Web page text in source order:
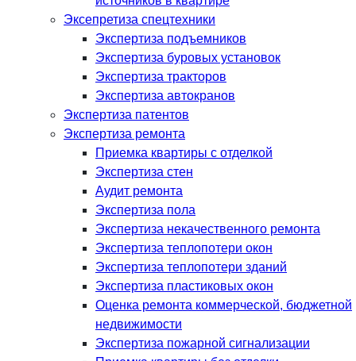
Эксепретиза спецтехники
Экспертиза подъемников
Экспертиза буровых установок
Экспертиза тракторов
Экспертиза автокранов
Экспертиза патентов
Экспертиза ремонта
Приемка квартиры с отделкой
Экспертиза стен
Аудит ремонта
Экспертиза пола
Экспертиза некачественного ремонта
Экспертиза теплопотери окон
Экспертиза теплопотери зданий
Экспертиза пластиковых окон
Оценка ремонта коммерческой, бюджетной
недвижимости
Экспертиза пожарной сигнализации